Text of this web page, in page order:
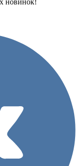
новинок!